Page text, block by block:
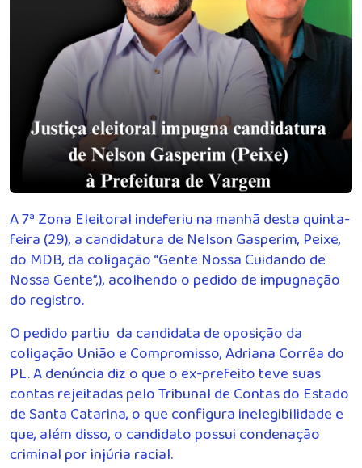
A 7ª Zona Eleitoral indeferiu na manhã desta quinta-
feira (29), a candidatura de Nelson Gasperim, Peixe,
do MDB, da coligação “Gente Nossa Cuidando de
Nossa Gente”,), acolhendo o pedido de impugnação
do registro.
O pedido partiu da candidata de oposição da
coligação União e Compromisso, Adriana Corrêa do
PL. A denúncia diz o que o ex-prefeito teve suas
contas rejeitadas pelo Tribunal de Contas do Estado
de Santa Catarina, o que configura inelegibilidade e
que, além disso, o candidato possui condenação
criminal por injúria racial.